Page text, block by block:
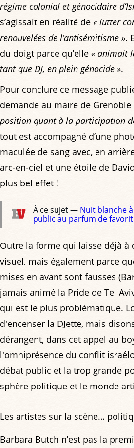
régime colonial et génocidaire
s’agissait en réalité de « lutter
renouvelées de l’antisémitisme ».
du doigt parce qu’elle « animait
tant que DJ, en plein génocide ».
Pour conclure ce message
demande au maire de Grenoble
position quant à la participation
tout est accompagné d’une
maculée de sang avec, en
arc-en-ciel et une étoile de
plus bel effet !
À ce sujet — Nuit blanche
public au parfum de
Outre la forme qui laisse déjà à
visuel, mais également parce
mises en avant sont fausses
jamais animé la Pride de Tel
qui est le plus problématique.
d'encenser la DJette, mais
dérangent, dans cet appel au
l'omniprésence du conflit
débat public et la trop grande
sphère politique et le monde
Les artistes sur la scène…
Barbara Butch n’est pas la